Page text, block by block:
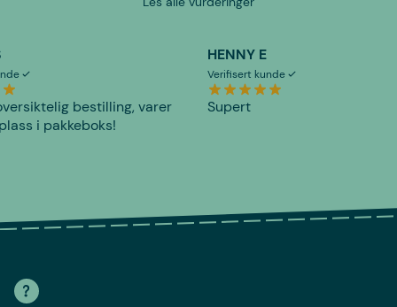
bestilling, varer
i pakkeboks!
HENNY E
Verifisert kunde
Supert